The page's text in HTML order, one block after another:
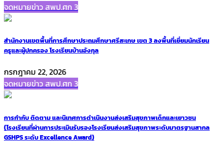
จดหมายข่าว สพป.ศก 3
สำนักงานเขตพื้นที่การศึกษาประถมศึกษาศรีสะเกษ เขต 3 ลงพื้นที่เยี่ยมนักเรียน
ครูและผู้ปกครอง โรงเรียนบ้านอังกุล
กรกฎาคม 22, 2026
จดหมายข่าว สพป.ศก 3
การกำกับ ติดตาม และนิเทศการดำเนินงานส่งเสริมสุขภาพเด็กและเยาวชน
(โรงเรียนที่ผ่านการประเมินรับรองโรงเรียนส่งเสริมสุขภาพระดับมาตรฐานสากล
GSHPS ระดับ Excellence Award)